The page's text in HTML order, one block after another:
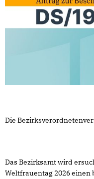
Die
Das Bezirksamt wird
Weltfrauentag 2026 einen